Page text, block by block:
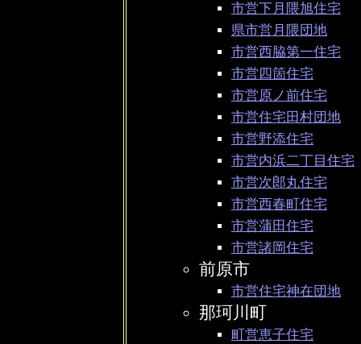
市営下月隈旭住宅
県市営月隈団地
市営西脇第一住宅
市営四箇住宅
市営原ノ前住宅
市営住宅田村団地
市営野添住宅
市営内浜二丁目住宅
市営次郎丸住宅
市営西春町住宅
市営蒲田住宅
市営諸岡住宅
前原市
市営住宅神在団地
那珂川町
町営恵子住宅